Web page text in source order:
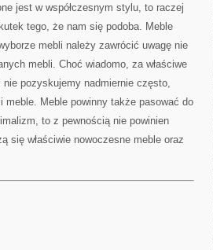
jest w współczesnym stylu, to raczej
tego, że nam się podoba. Meble
mebli należy zawrócić uwagę nie
mebli. Choć wiadomo, za właściwe
nie pozyskujemy nadmiernie często,
meble. Meble powinny także pasować do
to z pewnością nie powinien
się właściwie nowoczesne meble oraz